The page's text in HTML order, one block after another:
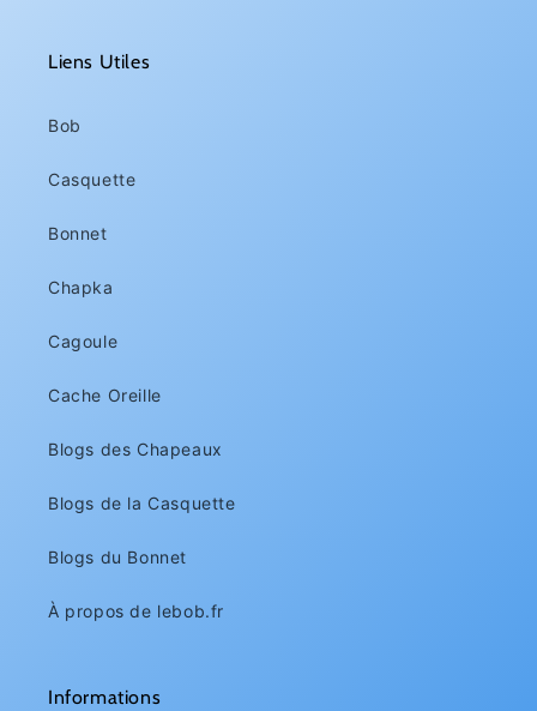
Liens Utiles
Bob
Casquette
Bonnet
Chapka
Cagoule
Cache Oreille
Blogs des Chapeaux
Blogs de la Casquette
Blogs du Bonnet
À propos de lebob.fr
Informations